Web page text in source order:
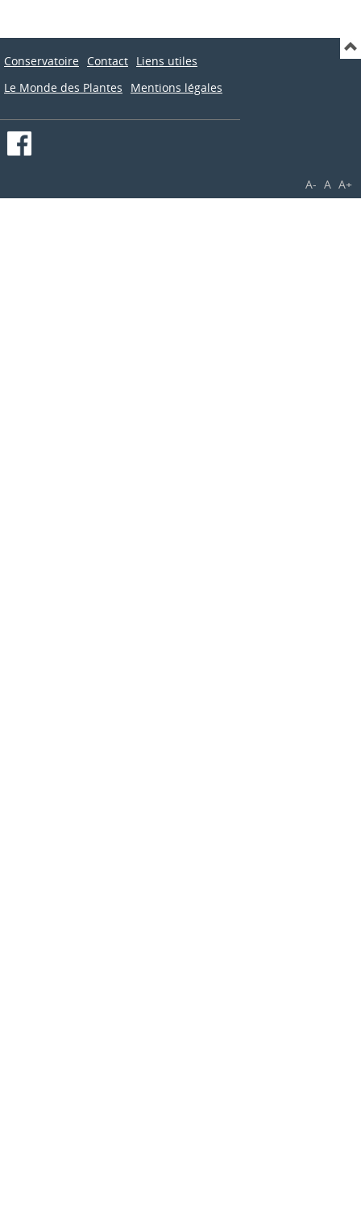
Conservatoire Contact Liens utiles
Le Monde des Plantes
Mentions légales
A- A A+